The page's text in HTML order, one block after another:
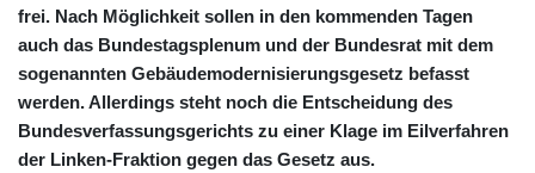
frei. Nach Möglichkeit sollen in den kommenden Tagen
auch das Bundestagsplenum und der Bundesrat mit dem
sogenannten Gebäudemodernisierungsgesetz befasst
werden. Allerdings steht noch die Entscheidung des
Bundesverfassungsgerichts zu einer Klage im Eilverfahren
der Linken-Fraktion gegen das Gesetz aus.